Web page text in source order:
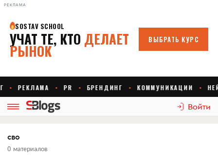
РЕКЛАМА
Войти
сво
0 материалов